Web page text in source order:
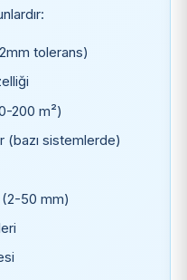
tolerans)
200 m²)
(bazı sistemlerde)
(2-50 mm)